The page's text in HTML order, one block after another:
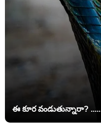
ఈ కూర వండుతున్నారా? .....